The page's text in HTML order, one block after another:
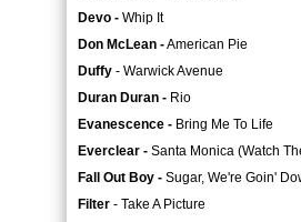
Devo - Whip It
Don McLean -American Pie
Duffy - Warwick Avenue
Duran Duran - Rio
Evanescence - Bring Me To Life
Everclear - Santa Monica (Watch
Fall Out Boy - Sugar, We're Goin'
Filter - Take A Picture